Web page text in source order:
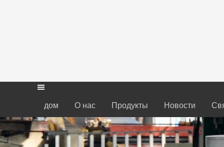
дом О нас Продукты Новости